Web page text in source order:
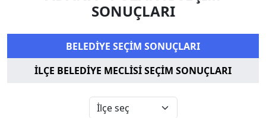
SONUÇLARI
BELEDİYE SEÇİM SONUÇLARI
İLÇE BELEDİYE MECLİSİ SEÇİM SONUÇLARI